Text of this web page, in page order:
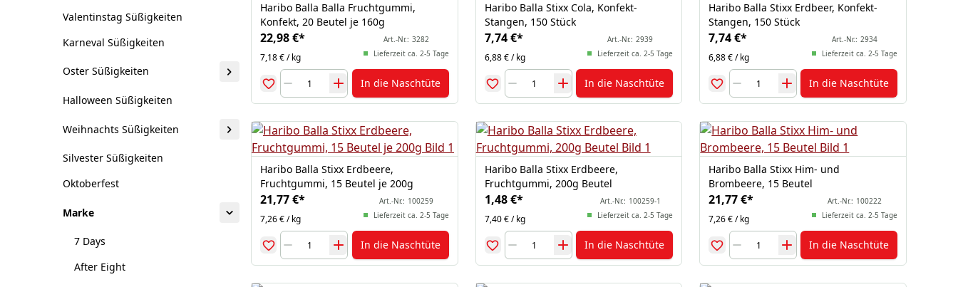
Valentinstag Süßigkeiten
Karneval Süßigkeiten
Oster Süßigkeiten
Halloween Süßigkeiten
Weihnachts Süßigkeiten
Silvester Süßigkeiten
Oktoberfest
Marke
7 Days
After Eight
Haribo Balla Balla Fruchtgummi,
Konfekt, 20 Beutel je 160g
22,98 €*
7,18 € / kg
Art.-Nr.: 3282
Lieferzeit ca. 2-5 Tage
In die Naschtüte
Haribo Balla Stixx Cola, Konfekt-
Stangen, 150 Stück
7,74 €*
6,88 € / kg
Art.-Nr.: 2939
Lieferzeit ca. 2-5 Tage
In die Naschtüte
Haribo Balla Stixx Erdbeer, Konfekt-
Stangen, 150 Stück
7,74 €*
6,88 € / kg
Art.-Nr.: 2934
Lieferzeit ca. 2-5 Tage
In die Naschtüte
Haribo Balla Stixx Erdbeere,
Fruchtgummi, 15 Beutel je 200g
21,77 €*
7,26 € / kg
Art.-Nr.: 100259
Lieferzeit ca. 2-5 Tage
In die Naschtüte
Haribo Balla Stixx Erdbeere,
Fruchtgummi, 200g Beutel
1,48 €*
7,40 € / kg
Art.-Nr.: 100259-1
Lieferzeit ca. 2-5 Tage
In die Naschtüte
Haribo Balla Stixx Him- und
Brombeere, 15 Beutel
21,77 €*
7,26 € / kg
Art.-Nr.: 100222
Lieferzeit ca. 2-5 Tage
In die Naschtüte